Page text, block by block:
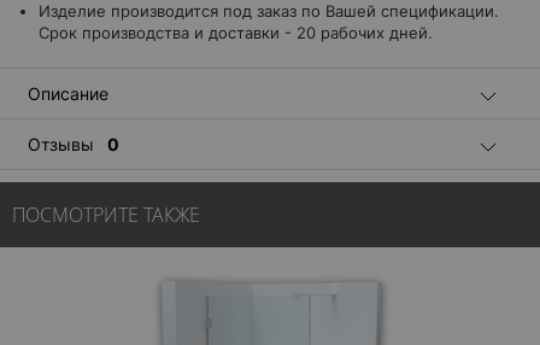
Изделие производится под заказ по Вашей спецификации.
Срок производства и доставки - 20 рабочих дней.
Описание
Отзывы 0
ПОСМОТРИТЕ ТАКЖЕ